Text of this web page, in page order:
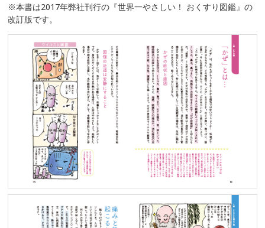
※本書は2017年弊社刊行の『世界一やさしい！ おくすり図鑑』の
改訂版です。